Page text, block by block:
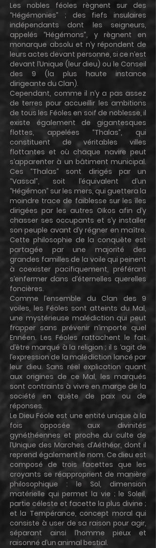
Les nobles féoles règnent sur des
“Hégémonies” ; des fiefs insulaires
indépendants dont les seigneurs,
appelés “Hégémons”, y règnent en
monarque absolu et n’y répondent de
leurs actes devant personne, si ce n’est
devant l’Unique (leur dieu) ou le Conseil
des 9 (la plus haute instance
dirigeante du Clan).
Cependant, comme il n’y a pas assez
de terres pour accueillir les ambitions
de tous les Féoles en soif de noblesse, il
existe également de gigantesques
flottes, appelées “Thalas”, qui
constituent de véritables villes
flottantes et où chaque navire peut
s’apparenter à un bâtiment municipal.
Ces “Thalas” sont dirigés par un
“Vassal”, soit l’équivalent d’un
“Hégémon” sur les mers, qui guettera la
moindre trace de faiblesse sur les îles
dirigées par les autres Oïkos afin d’y
chasser ses occupants et s’y installer
son peuple avant d’y régner en maître.
Cette philosophie de la conquête est
partagée par une majorité des
grandes familles de la voile qui peinent
à coexister pacifiquement, préférant
s’enfermer dans d’éternelles querelles
foncières.
Comme l’ensemble du Clan des 9
voiles, les Féoles sont atteints du Mal,
une mystérieuse malédiction qui peut
frapper sans prévenir n’importe quel
Ennéen. Les Féoles rattachent le fait
d’être marqué à la religion ; il s ‘agit de
l’expression de la malédiction lancé par
leur dieu. Sans réel explication quant
aux origines de ce Mal, les marqués
sont contraints à vivre en marge de la
société en quête de paix ou de
réponses.
Le Dieu Féole est une entité unique à la
fois opposée aux divinités
gynéthéennes et proche du culte de
l’Unique des Marches d’Aéthéor, dont il
reprend également le nom. Ce dieu est
composé de trois facettes que les
croyants se réapproprient de manière
philosophique : le Sol, dimension
matérielle qui permet la vie ; le Soleil,
partie céleste et facette la plus divine ;
et la Tempérance, concept moral qui
consiste à user de sa raison pour agir,
séparant ainsi l’homme pieux et
raisonné d’un animal bestial.